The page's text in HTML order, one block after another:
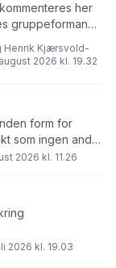
her
gruppeformand
Henrik Kjærsvold-
2026 kl. 19.32
form for
som ingen andre
Storgaard i
2026 kl. 11.26
2026 kl. 19.03